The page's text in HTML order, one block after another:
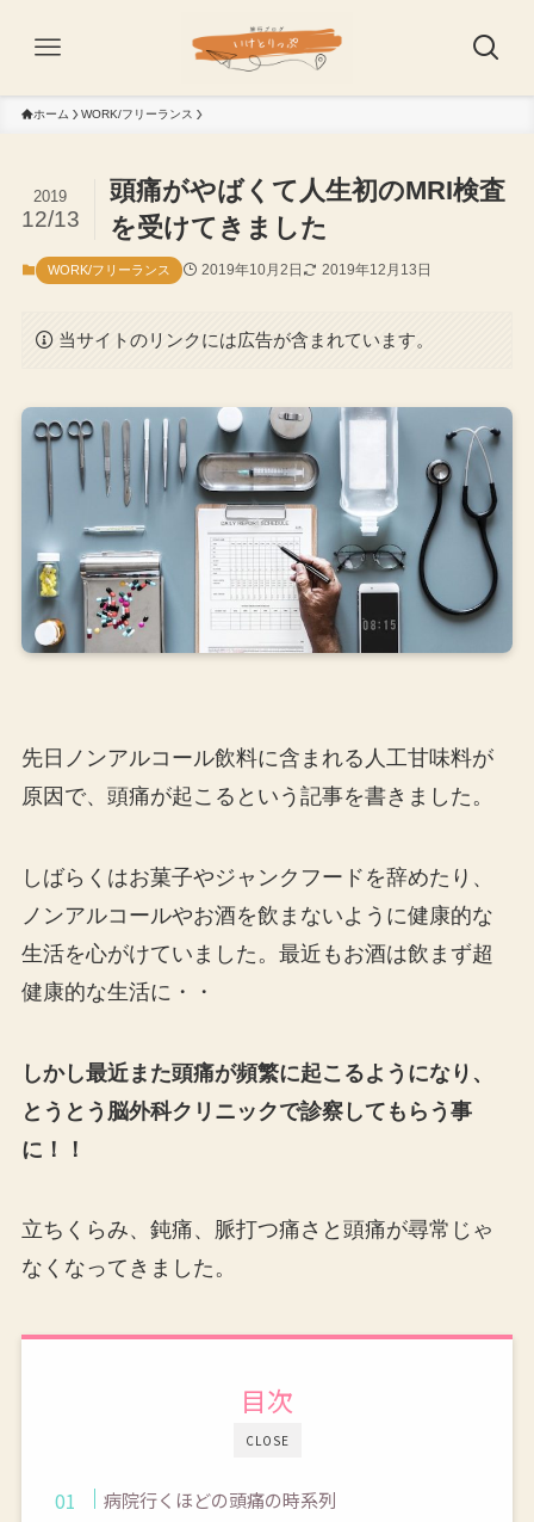
ホーム WORK/フリーランス
頭痛がやばくて人生初のMRI検査
を受けてきました
2019
12/13
WORK/フリーランス 2019年10月2日 2019年12月13日
当サイトのリンクには広告が含まれています。
先日ノンアルコール飲料に含まれる人工甘味料が
原因で、頭痛が起こるという記事を書きました。
しばらくはお菓子やジャンクフードを辞めたり、
ノンアルコールやお酒を飲まないように健康的な
生活を心がけていました。最近もお酒は飲まず超
健康的な生活に・・
しかし最近また頭痛が頻繁に起こるようになり、
とうとう脳外科クリニックで診察してもらう事
に！！
立ちくらみ、鈍痛、脈打つ痛さと頭痛が尋常じゃ
なくなってきました。
CLOSE
目次
病院行くほどの頭痛の時系列